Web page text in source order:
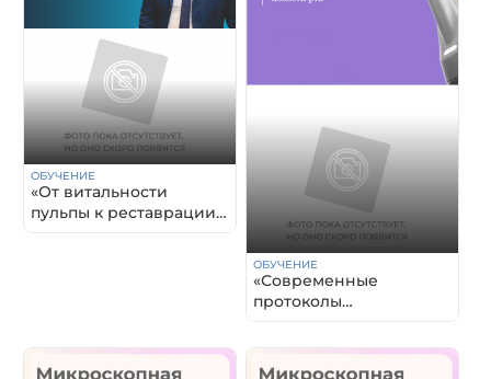
ОБУЧЕНИЕ
«От витальности
пульпы к реставрации:
Апдейт в эндодонтии
ОБУЧЕНИЕ
«Современные
протоколы
профессиональной